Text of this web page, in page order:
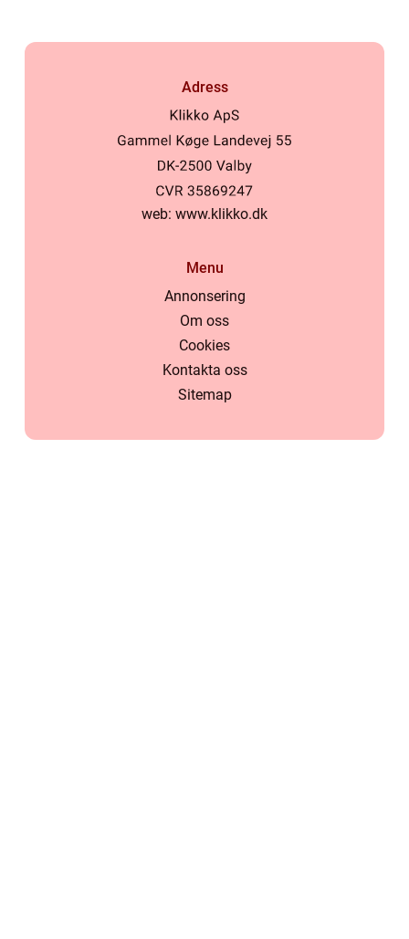
Adress
web: www.klikko.dk
Menu
Annonsering
Om oss
Cookies
Kontakta oss
Sitemap